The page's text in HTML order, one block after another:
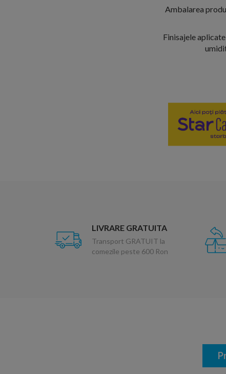
Ambalarea
Finisajele
LIVRARE GRATUITA
Transport GRATUIT la
comezile peste 600 Ron